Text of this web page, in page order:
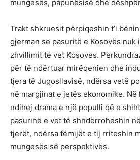
mungesës, papunësisë dhe
Trakt shkruesit përpiqeshin t’i
gjerman se pasuritë e Kosovës nuk
zhvillimit të vet Kosovës.
për të ndërtuar mirëqenien dhe
tjera të Jugosllavisë, ndërsa vetë
në margjinat e jetës ekonomike.
ndihej drama e një populli që e
pasurinë e vet të shndërroheshin
tjerët, ndërsa fëmijët e tij rriteshin
mungesës së perspektivës.